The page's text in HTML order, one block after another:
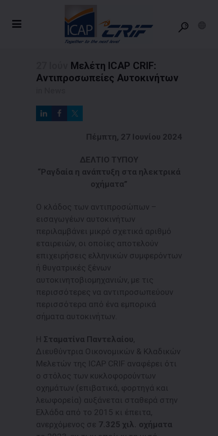
Μελέτη ICAP CRIF:
Αντιπροσωπείες Αυτοκινήτων
Πέμπτη, 27 Ιουνίου 2024
ΔΕΛΤΙΟ ΤΥΠΟΥ
“Ραγδαία η ανάπτυξη στα ηλεκτρικά
οχήματα”
Ο κλάδος των αντιπροσώπων –
εισαγωγέων αυτοκινήτων
περιλαμβάνει μικρό σχετικά αριθμό
εταιρειών, οι οποίες αποτελούν
επιχειρήσεις ελληνικών συμφερόντων
ή θυγατρικές ξένων
αυτοκινητοβιομηχανιών, με τις
περισσότερες να αντιπροσωπεύουν
περισσότερα από ένα εμπορικά
σήματα αυτοκινήτων.
Η Σταματίνα Παντελαίου,
Διευθύντρια Οικονομικών & Κλαδικών
Μελετών της ICAP CRIF αναφέρει ότι
ο στόλος των κυκλοφορούντων
οχημάτων (επιβατικά, φορτηγά και
λεωφορεία) αυξάνεται σταθερά στην
Ελλάδα από το 2015 κι έπειτα,
ανερχόμενος σε 7.325 χιλ. οχήματα